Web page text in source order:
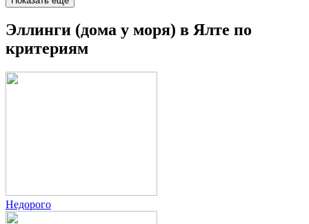
Эллинги (дома у моря) в Ялте по
критериям
Недорого